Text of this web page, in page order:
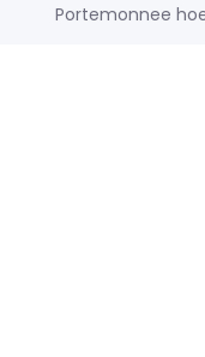
Portemonnee